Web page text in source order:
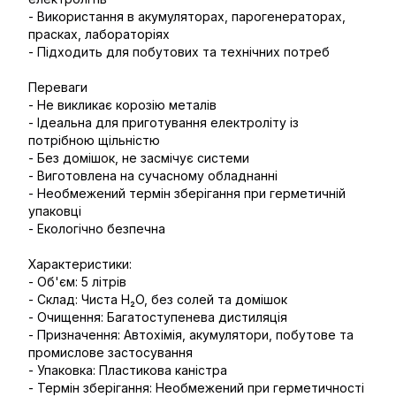
- Використання в акумуляторах, парогенераторах,
прасках, лабораторіях
- Підходить для побутових та технічних потреб
Переваги
- Не викликає корозію металів
- Ідеальна для приготування електроліту із
потрібною щільністю
- Без домішок, не засмічує системи
- Виготовлена на сучасному обладнанні
- Необмежений термін зберігання при герметичній
упаковці
- Екологічно безпечна
Характеристики:
- Об'єм: 5 літрів
- Склад: Чиста H₂O, без солей та домішок
- Очищення: Багатоступенева дистиляція
- Призначення: Автохімія, акумулятори, побутове та
промислове застосування
- Упаковка: Пластикова каністра
- Термін зберігання: Необмежений при герметичності